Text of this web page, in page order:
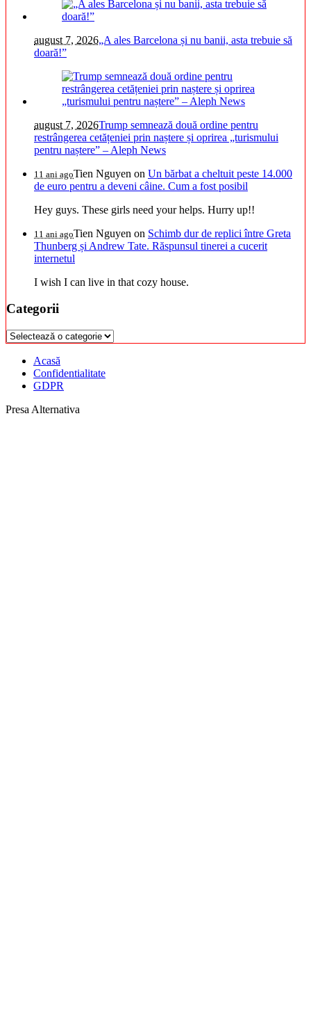
august 7, 2026„A ales Barcelona și nu banii, asta trebuie să
doară!”
august 7, 2026Trump semnează două ordine pentru
restrângerea cetățeniei prin naștere și oprirea „turismului
pentru naștere” – Aleph News
11 ani agoTien Nguyen on Un bărbat a cheltuit peste 14.000
de euro pentru a deveni câine. Cum a fost posibil
Hey guys. These girls need your helps. Hurry up!!
11 ani agoTien Nguyen on Schimb dur de replici între Greta
Thunberg și Andrew Tate. Răspunsul tinerei a cucerit
internetul
I wish I can live in that cozy house.
Categorii
Categorii
Acasă
Confidentialitate
GDPR
Presa Alternativa